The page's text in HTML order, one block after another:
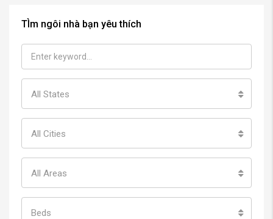
TÌm ngôi nhà bạn yêu thích
All States
All Cities
All Areas
Beds